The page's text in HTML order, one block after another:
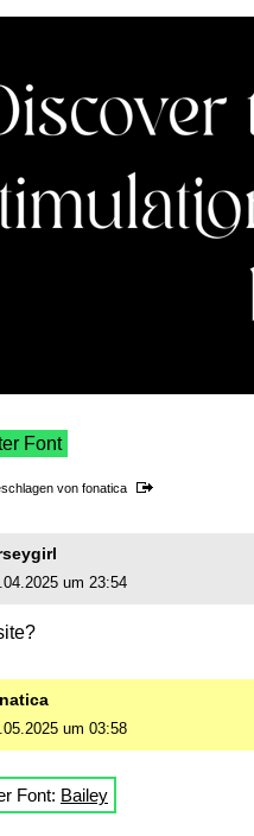
Font
von fonatica
um 23:54
um 03:58
Font: Bailey